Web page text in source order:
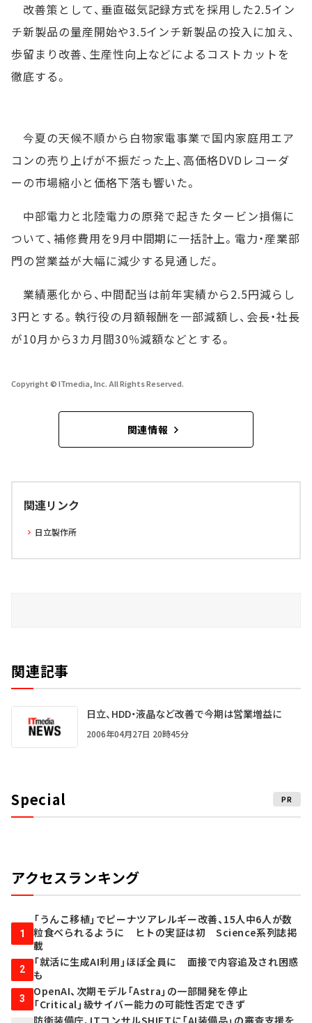
改善策として、垂直磁気記録方式を採用した2.5イン
チ新製品の量産開始や3.5インチ新製品の投入に加え、
歩留まり改善、生産性向上などによるコストカットを
徹底する。
今夏の天候不順から白物家電事業で国内家庭用エア
コンの売り上げが不振だった上、高価格DVDレコーダ
ーの市場縮小と価格下落も響いた。
中部電力と北陸電力の原発で起きたタービン損傷に
ついて、補修費用を9月中間期に一括計上。電力・産業部
門の営業益が大幅に減少する見通しだ。
業績悪化から、中間配当は前年実績から2.5円減らし
3円とする。執行役の月額報酬を一部減額し、会長・社長
が10月から3カ月間30％減額などとする。
Copyright © ITmedia, Inc. All Rights Reserved.
関連情報
関連リンク
日立製作所
関連記事
日立、HDD・液晶など改善で今期は営業増益に
2006年04月27日 20時45分
Special PR
アクセスランキング
1
「うんこ移植」でピーナツアレルギー改善、15人中6人が数
粒食べられるように ヒトの実証は初 Science系列誌掲
載
2
「就活に生成AI利用」ほぼ全員に 面接で内容追及され困惑
も
3
OpenAI、次期モデル「Astra」の一部開発を停止
「Critical」級サイバー能力の可能性否定できず
防衛装備庁、ITコンサルSHIFTに「AI装備品」の審査支援を